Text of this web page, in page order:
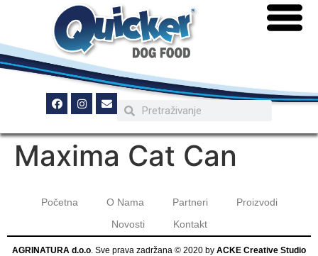
Maxima Cat Can
Početna O Nama Partneri
Proizvodi
Novosti
Kontakt
AGRINATURA d.o.o. Sve prava zadržana © 2020 by ACKE Creative Studio